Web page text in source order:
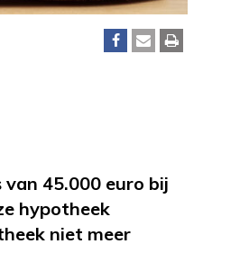
45.000 euro bij
hypotheek
niet meer